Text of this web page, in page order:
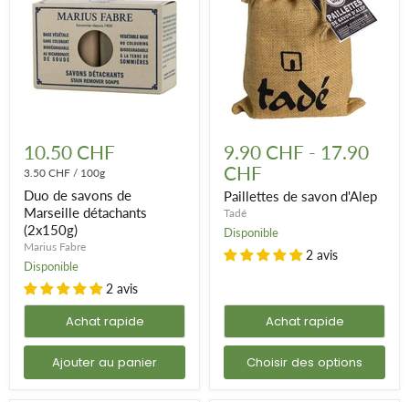
de
savons
de
Marseille
détachants
(2x150g)
10.50 CHF
3.50 CHF / 100g
Duo de savons de
Marseille détachants
(2x150g)
Marius Fabre
Disponible
2 avis
Achat rapide
Ajouter au panier
de
savon
d'Alep
9.90 CHF - 17.90
CHF
Paillettes de savon d'Alep
Tadé
Disponible
2 avis
Achat rapide
Choisir des options